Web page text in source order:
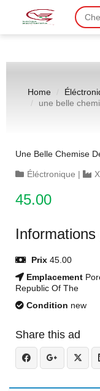
Home
une belle
Une Belle Chemise
Éléctronique |
45.00
Prix 45.00
Emplacement
Republic Of The
Condition new
Share this ad